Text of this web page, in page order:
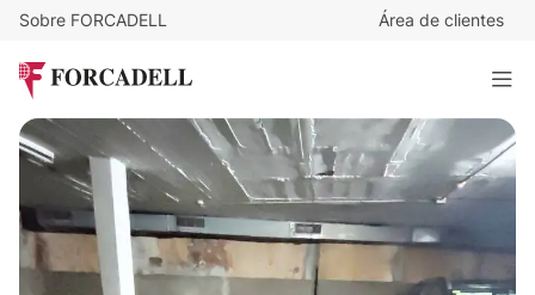
Sobre FORCADELL Área de clientes
6.500
14 m²